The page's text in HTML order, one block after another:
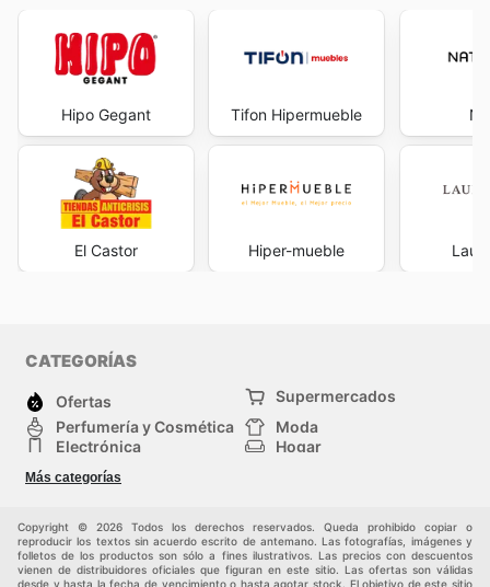
Hipo Gegant
El Castor
Tifon Hipermueble
Hiper-mueble
CATEGORÍAS
Ofertas
Supermercados
Perfumería y Cosmética
Moda
Electrónica
Hogar
Deporte
Juguetes y bebés
Más categorías
Copyright © 2026 Todos los derechos reservados. Queda prohibido copiar o
reproducir los textos sin acuerdo escrito de antemano. Las fotografías, imágenes y
folletos de los productos son sólo a fines ilustrativos. Las precios con descuentos
vienen de distribuidores oficiales que figuran en este sitio. Las ofertas son válidas
desde y hasta la fecha de vencimiento o hasta agotar stock. El objetivo de este sitio